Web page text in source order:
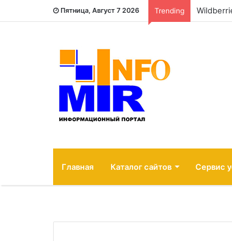
Пятница, Август 7 2026 Trending
Главная Каталог сайтов Сервис